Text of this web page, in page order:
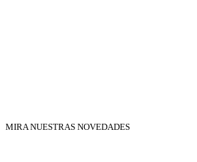
MIRA NUESTRAS NOVEDADES